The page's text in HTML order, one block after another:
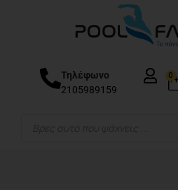
Τηλέφωνο
2105989159
0